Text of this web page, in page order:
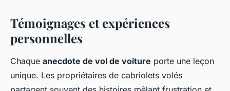
Témoignages et expériences
personnelles
Chaque anecdote de vol de voiture porte une leçon
unique. Les propriétaires de cabriolets volés